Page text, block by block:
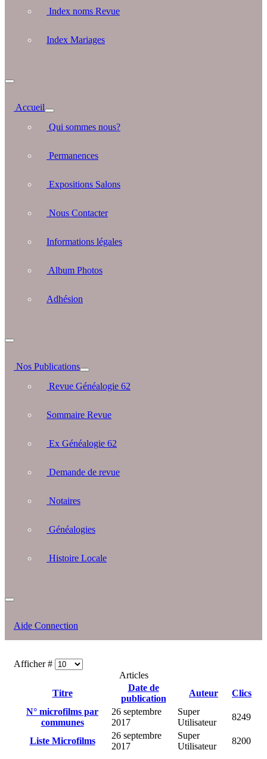
Index noms Revue
Index Mariages
Accueil
Qui sommes nous?
Permanences
Expositions Salons
Nous Contacter
Informations légales
Album Photos
Adhésion
Nos Publications
Revue Généalogie 62
Sommaire Revue
Ex Généalogie 62
Demande de revue
Notaires
Généalogies
Histoire Locale
Aide Connection
Afficher #
Articles
Titre
Date de
publication
Auteur
Clics
N° microfilms par
communes
26 septembre
2017
Super
Utilisateur
8249
Liste Microfilms
26 septembre
2017
Super
Utilisateur
8200